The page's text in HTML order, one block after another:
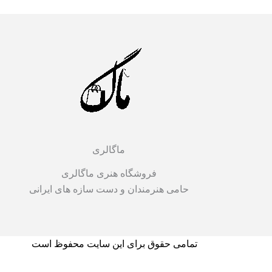
ماگالری
فروشگاه هنری ماگالری
حامی هنرمندان و دست سازه های ایرانی
تمامی حقوق برای این سایت محفوظ است